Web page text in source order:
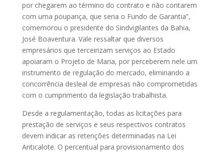
por chegarem ao término do contrato e não contarem
com uma poupança, que seria o Fundo de Garantia”,
comemorou o presidente do Sindvigilantes da Bahia,
José Boaventura. Vale ressaltar que diversos
empresários que terceirizam serviços ao Estado
apoiaram o Projeto de Maria, por perceberem nele um
instrumento de regulação do mercado, eliminando a
concorrência desleal de empresas não comprometidas
com o cumprimento da legislação trabalhista.
Desde a regulamentação, todas as licitações para
prestação de serviços e seus respectivos contratos
devem indicar as retenções determinadas na Lei
Anticalote. O percentual para provisionamento dos